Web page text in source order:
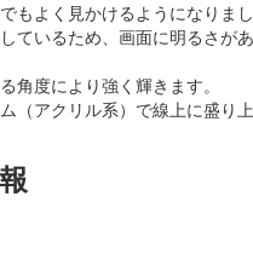
もよく見かけるようになりまし
ているため、画面に明るさが
角度により強く輝きます。
（アクリル系）で線上に盛り上